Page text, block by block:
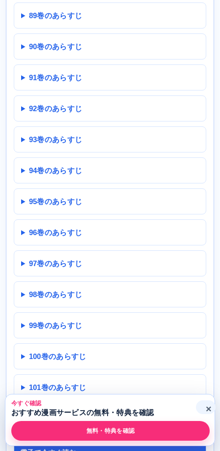
89巻のあらすじ
90巻のあらすじ
91巻のあらすじ
92巻のあらすじ
93巻のあらすじ
94巻のあらすじ
95巻のあらすじ
96巻のあらすじ
97巻のあらすじ
98巻のあらすじ
99巻のあらすじ
100巻のあらすじ
101巻のあらすじ
すばらしき新世界を読む方法の選び方
今すぐ確認
おすすめ漫画サービスの無料・特典を確認
無料・特典を確認
×